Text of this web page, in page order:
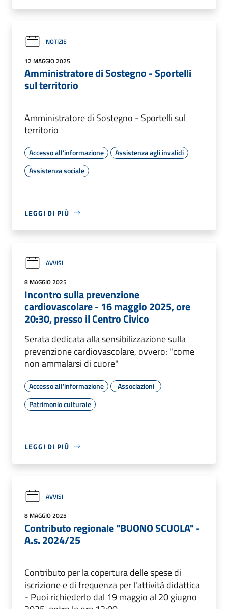
NOTIZIE
12 MAGGIO 2025
Amministratore di Sostegno - Sportelli
sul territorio
Amministratore di Sostegno - Sportelli sul
territorio
Accesso all'informazione
Assistenza agli invalidi
Assistenza sociale
LEGGI DI PIÙ
AVVISI
8 MAGGIO 2025
Incontro sulla prevenzione
cardiovascolare - 16 maggio 2025, ore
20:30, presso il Centro Civico
Serata dedicata alla sensibilizzazione sulla
prevenzione cardiovascolare, ovvero: "come
non ammalarsi di cuore"
Accesso all'informazione
Associazioni
Patrimonio culturale
LEGGI DI PIÙ
AVVISI
8 MAGGIO 2025
Contributo regionale "BUONO SCUOLA" -
A.s. 2024/25
Contributo per la copertura delle spese di
iscrizione e di frequenza per l'attività didattica
- Puoi richiederlo dal 19 maggio al 20 giugno